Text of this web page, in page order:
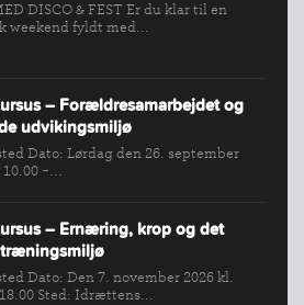
DISCO & FEST Er du klar til en
weekend fyldt med...
– Forældresamarbejdet og
udvikingsmiljø
Dato: Lørdag den 26. september
10.00 -...
– Ernæring, krop og det
Dato: Den 7. november 2026 kl.
Sted: Idrættens...